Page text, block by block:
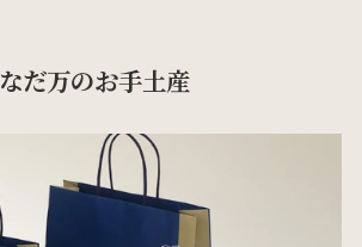
なだ万のお手土産